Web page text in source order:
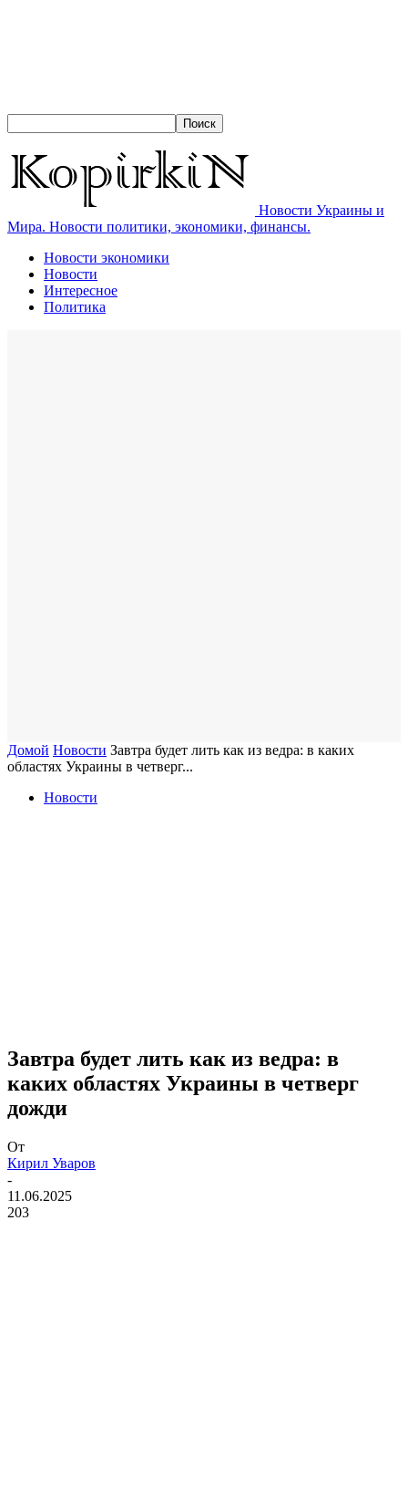
Новости Украины и
Мира. Новости политики, экономики, финансы.
Новости экономики
Новости
Интересное
Политика
Домой Новости Завтра будет лить как из ведра: в каких
областях Украины в четверг...
Новости
Завтра будет лить как из ведра: в
каких областях Украины в четверг
дожди
От
Кирил Уваров
-
11.06.2025
203